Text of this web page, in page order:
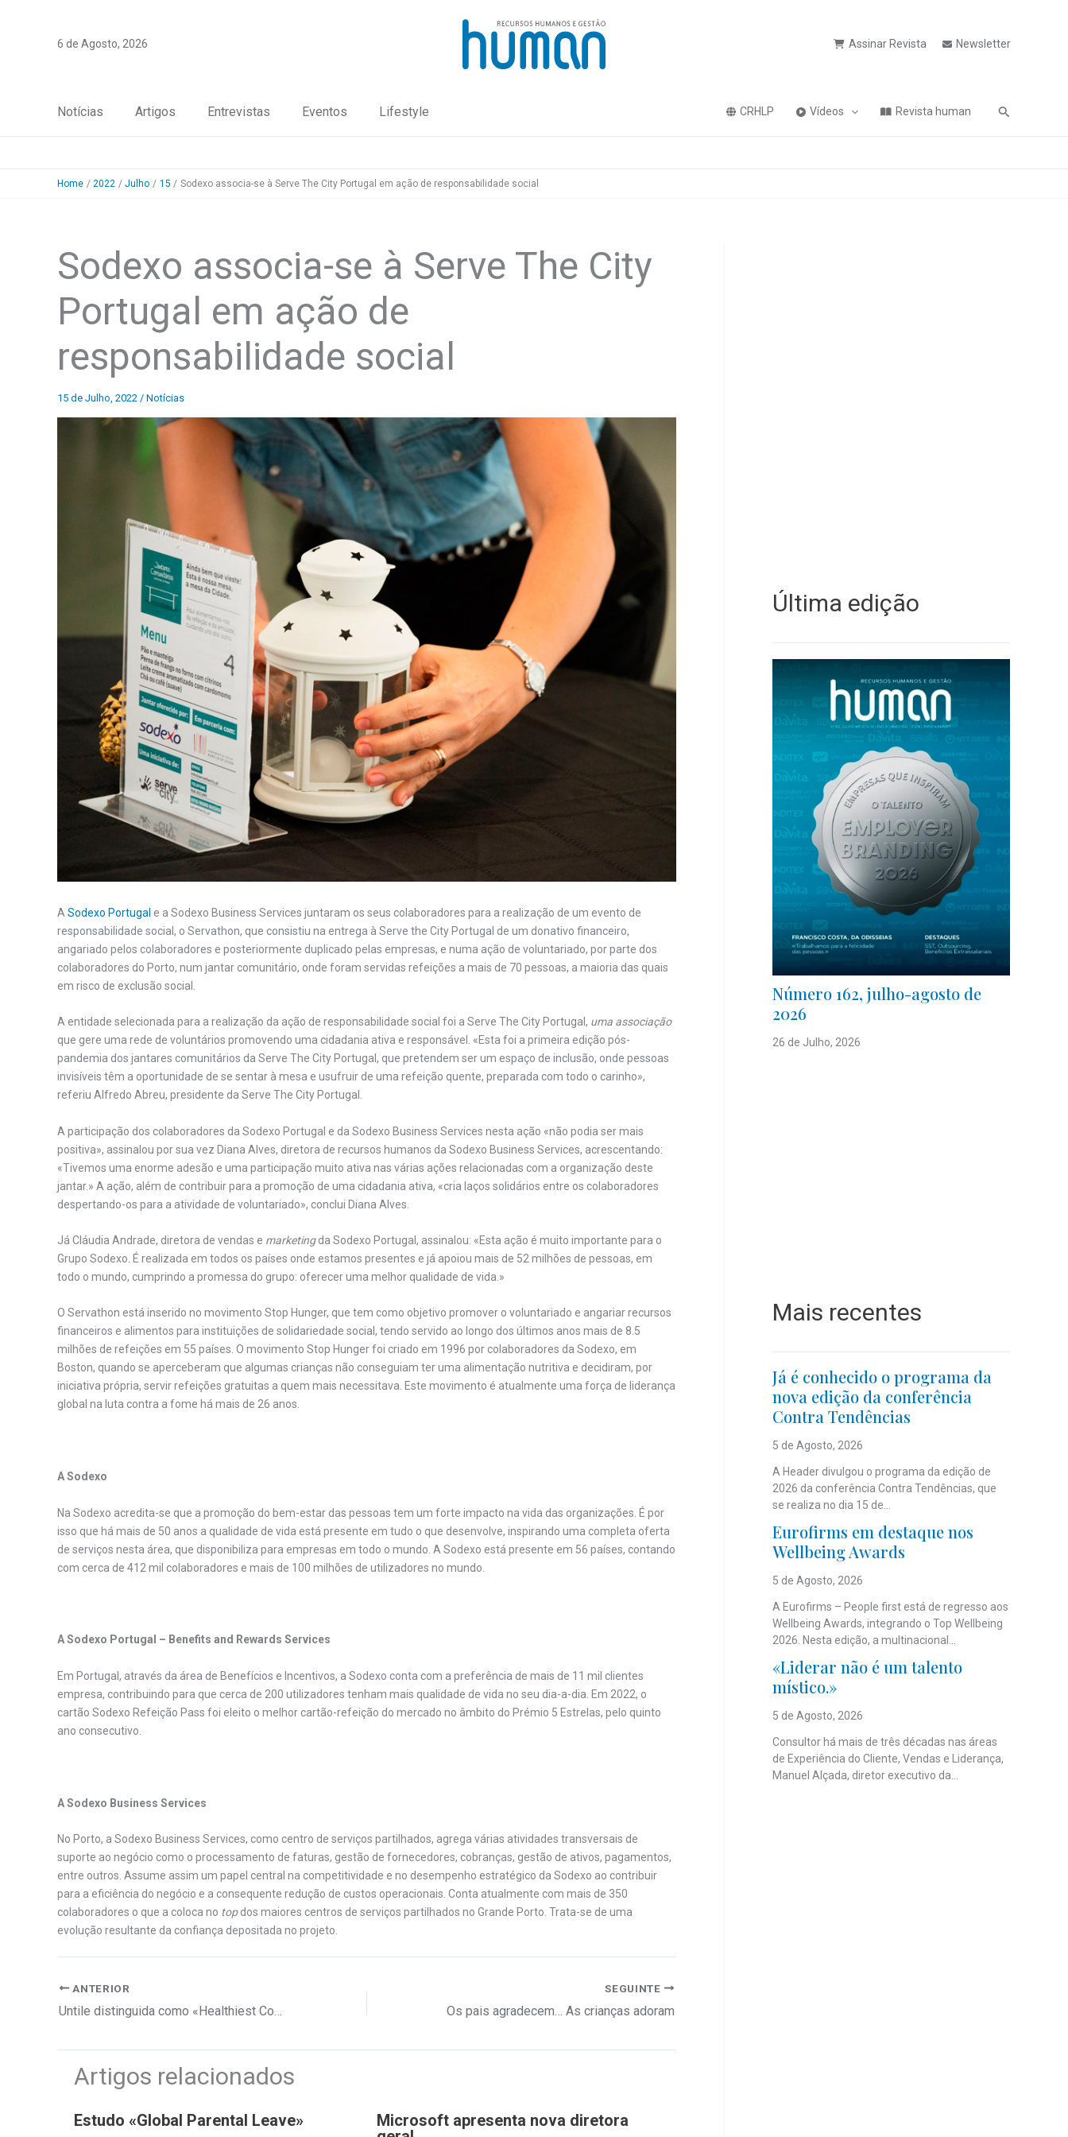
6 de Agosto, 2026 Assinar Revista Newsletter
Notícias Artigos Entrevistas Eventos Lifestyle CRHLP Vídeos Revista human Pesquisa
Home 2022 Julho 15 Sodexo associa-se à Serve The City Portugal em ação de responsabilidade social
Sodexo associa-se à Serve The City
Portugal em ação de
responsabilidade social
15 de Julho, 2022 / Notícias
A Sodexo Portugal e a Sodexo Business Services juntaram os seus colaboradores para a realização de um evento de
responsabilidade social, o Servathon, que consistiu na entrega à Serve the City Portugal de um donativo financeiro,
angariado pelos colaboradores e posteriormente duplicado pelas empresas, e numa ação de voluntariado, por parte dos
colaboradores do Porto, num jantar comunitário, onde foram servidas refeições a mais de 70 pessoas, a maioria das quais
em risco de exclusão social.
A entidade selecionada para a realização da ação de responsabilidade social foi a Serve The City Portugal, uma associação
que gere uma rede de voluntários promovendo uma cidadania ativa e responsável. «Esta foi a primeira edição pós-
pandemia dos jantares comunitários da Serve The City Portugal, que pretendem ser um espaço de inclusão, onde pessoas
invisíveis têm a oportunidade de se sentar à mesa e usufruir de uma refeição quente, preparada com todo o carinho»,
referiu Alfredo Abreu, presidente da Serve The City Portugal.
A participação dos colaboradores da Sodexo Portugal e da Sodexo Business Services nesta ação «não podia ser mais
positiva», assinalou por sua vez Diana Alves, diretora de recursos humanos da Sodexo Business Services, acrescentando:
«Tivemos uma enorme adesão e uma participação muito ativa nas várias ações relacionadas com a organização deste
jantar.» A ação, além de contribuir para a promoção de uma cidadania ativa, «cria laços solidários entre os colaboradores
despertando-os para a atividade de voluntariado», conclui Diana Alves.
Já Cláudia Andrade, diretora de vendas e marketingda Sodexo Portugal, assinalou: «Esta ação é muito importante para o
Grupo Sodexo. É realizada em todos os países onde estamos presentes e já apoiou mais de 52 milhões de pessoas, em
todo o mundo, cumprindo a promessa do grupo: oferecer uma melhor qualidade de vida.»
O Servathon está inserido no movimento Stop Hunger, que tem como objetivo promover o voluntariado e angariar recursos
financeiros e alimentos para instituições de solidariedade social, tendo servido ao longo dos últimos anos mais de 8.5
milhões de refeições em 55 países. O movimento Stop Hunger foi criado em 1996 por colaboradores da Sodexo, em
Boston, quando se aperceberam que algumas crianças não conseguiam ter uma alimentação nutritiva e decidiram, por
iniciativa própria, servir refeições gratuitas a quem mais necessitava. Este movimento é atualmente uma força de liderança
global na luta contra a fome há mais de 26 anos.
A Sodexo
Na Sodexo acredita-se que a promoção do bem-estar das pessoas tem um forte impacto na vida das organizações. É por
isso que há mais de 50 anos a qualidade de vida está presente em tudo o que desenvolve, inspirando uma completa oferta
de serviços nesta área, que disponibiliza para empresas em todo o mundo. A Sodexo está presente em 56 países, contando
com cerca de 412 mil colaboradores e mais de 100 milhões de utilizadores no mundo.
A Sodexo Portugal – Benefits and Rewards Services
Em Portugal, através da área de Benefícios e Incentivos, a Sodexo conta com a preferência de mais de 11 mil clientes
empresa, contribuindo para que cerca de 200 utilizadores tenham mais qualidade de vida no seu dia-a-dia. Em 2022, o
cartão Sodexo Refeição Pass foi eleito o melhor cartão-refeição do mercado no âmbito do Prémio 5 Estrelas, pelo quinto
ano consecutivo.
A Sodexo Business Services
No Porto, a Sodexo Business Services, como centro de serviços partilhados, agrega várias atividades transversais de
suporte ao negócio como o processamento de faturas, gestão de fornecedores, cobranças, gestão de ativos, pagamentos,
entre outros. Assume assim um papel central na competitividade e no desempenho estratégico da Sodexo ao contribuir
para a eficiência do negócio e a consequente redução de custos operacionais. Conta atualmente com mais de 350
colaboradores o que a coloca no topdos maiores centros de serviços partilhados no Grande Porto. Trata-se de uma
evolução resultante da confiança depositada no projeto.
ANTERIOR SEGUINTE
Os pais agradecem… As crianças adoram
Artigos relacionados
Estudo «Global Parental Leave»
Microsoft apresenta nova diretora
Última edição
Número 162, julho-agosto de
2026
26 de Julho, 2026
Mais recentes
Já é conhecido o programa da
nova edição da conferência
Contra Tendências
5 de Agosto, 2026
A Header divulgou o programa da edição de
2026 da conferência Contra Tendências, que
se realiza no dia 15 de...
Eurofirms em destaque nos
Wellbeing Awards
5 de Agosto, 2026
A Eurofirms – People first está de regresso aos
Wellbeing Awards, integrando o Top Wellbeing
2026. Nesta edição, a multinacional...
«Liderar não é um talento
místico.»
5 de Agosto, 2026
Consultor há mais de três décadas nas áreas
de Experiência do Cliente, Vendas e Liderança,
Manuel Alçada, diretor executivo da...